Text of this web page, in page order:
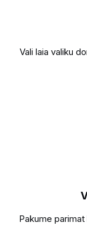
Vali laia valiku
Pakume